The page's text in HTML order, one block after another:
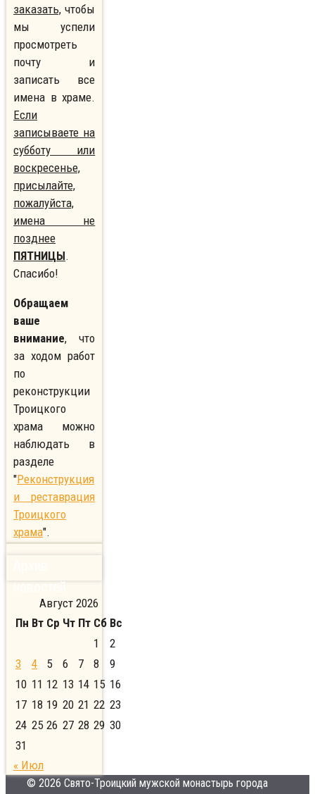
заказать, чтобы
мы успели
просмотреть
почту и
записать все
имена в храме.
Если
записываете на
субботу или
воскресенье,
присылайте,
пожалуйста,
имена не
позднее
ПЯТНИЦЫ.
Спасибо!
Обращаем
ваше
внимание, что
за ходом работ
по
реконструкции
Троицкого
храма можно
наблюдать в
разделе
"Реконструкция
и реставрация
Троицкого
храма".
новостей
Август 2026
Пн Вт Ср Чт Пт Сб Вс
1
2
3
4 5 6 7 8
9
10 11 12 13 14 15 16
17 18 19 20 21 22 23
24 25 26 27 28 29 30
31
« Июл
© 2026 Свято-Троицкий мужской монастырь города